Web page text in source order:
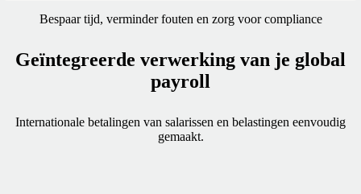
Bespaar tijd, verminder fouten en zorg voor compliance
Geïntegreerde verwerking van je global
payroll
Internationale betalingen van salarissen en belastingen eenvoudig
gemaakt.